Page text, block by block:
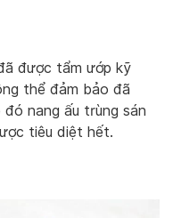
được tẩm ướp kỹ
thể đảm bảo đã
nang ấu trùng sán
tiêu diệt hết.